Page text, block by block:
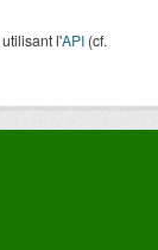
l'API (cf.